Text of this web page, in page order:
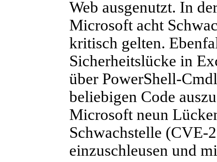
Web ausgenutzt. In
Microsoft acht
kritisch gelten.
Sicherheitslücke in
über PowerShell-
beliebigen Code
Microsoft neun
Schwachstelle (CVE-
einzuschleusen und